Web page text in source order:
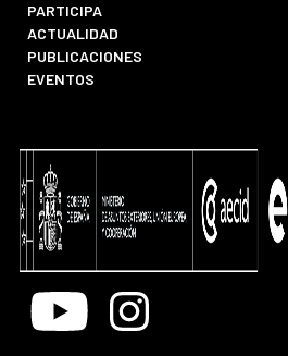
PARTICIPA
ACTUALIDAD
PUBLICACIONES
EVENTOS
Youtube Instagram